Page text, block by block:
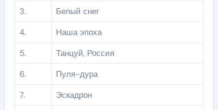
3.
Белый снег
4.
Наша эпоха
5.
Танцуй, Россия
6.
Пуля-дура
7.
Эскадрон